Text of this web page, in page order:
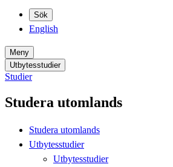
Sök
English
Meny
Utbytesstudier
Studier
Studera utomlands
Studera utomlands
Utbytesstudier
Utbytesstudier